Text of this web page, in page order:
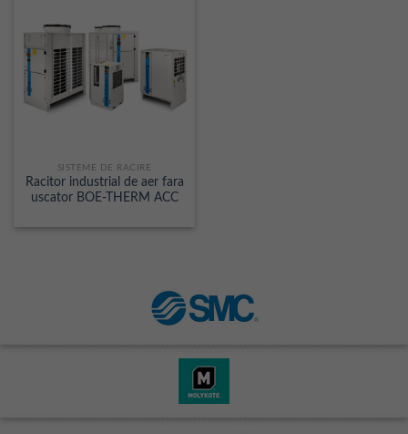
SISTEME DE RACIRE
Racitor industrial de aer fara
uscator BOE-THERM ACC